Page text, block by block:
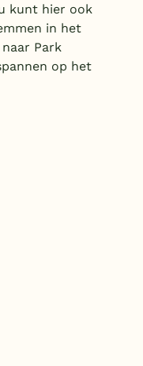
kunt hier ook
in het
Park
op het